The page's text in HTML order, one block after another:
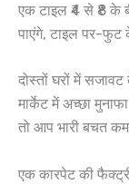
एक टाइल ₹4 से ₹8 के
पाएंगे, टाइल पर-फुट
दोस्तों घरों में
मार्केट में अच्छा
तो आप भारी बचत
एक कारपेट की